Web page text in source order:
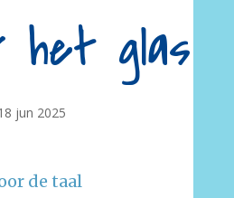
het glas
jun 2025
de taal